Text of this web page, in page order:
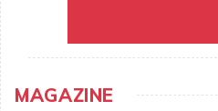
MAGAZINE